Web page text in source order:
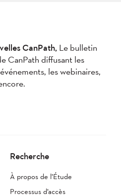
CanPath, Le bulletin
CanPath diffusant les
les webinaires,
Recherche
À propos de l’Étude
Processus d’accès